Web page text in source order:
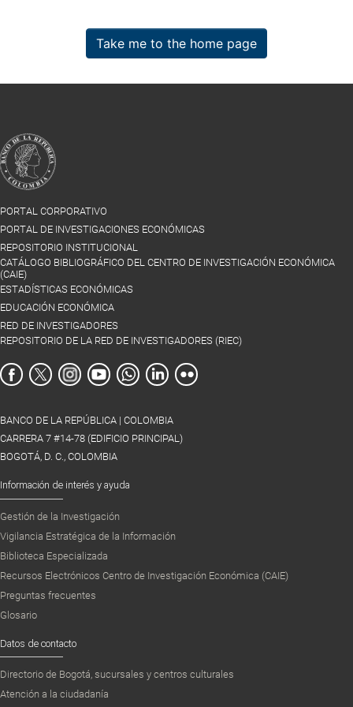
Take me to the home page
PORTAL CORPORATIVO
PORTAL DE INVESTIGACIONES ECONÓMICAS
REPOSITORIO INSTITUCIONAL
CATÁLOGO BIBLIOGRÁFICO DEL CENTRO DE INVESTIGACIÓN ECONÓMICA
(CAIE)
ESTADÍSTICAS ECONÓMICAS
EDUCACIÓN ECONÓMICA
RED DE INVESTIGADORES
REPOSITORIO DE LA RED DE INVESTIGADORES (RIEC)
BANCO DE LA REPÚBLICA | COLOMBIA
CARRERA 7 #14-78 (EDIFICIO PRINCIPAL)
BOGOTÁ, D. C., COLOMBIA
Información de interés y ayuda
Gestión de la Investigación
Vigilancia Estratégica de la Información
Biblioteca Especializada
Recursos Electrónicos Centro de Investigación Económica (CAIE)
Preguntas frecuentes
Glosario
Datos de contacto
Directorio de Bogotá, sucursales y centros culturales
Atención a la ciudadanía